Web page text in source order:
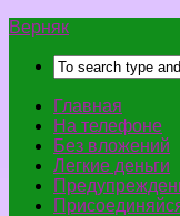
Верняк
Главная
На телефоне
Без вложений
Легкие деньги